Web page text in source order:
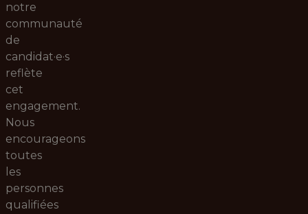
notre
communauté
de
candidat·e·s
reflète
cet
engagement.
Nous
encourageons
toutes
les
personnes
qualifiées